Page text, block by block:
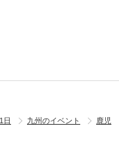
日 九州のイベント
鹿児